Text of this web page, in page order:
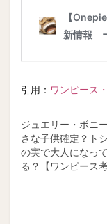
引用： ワンピース
ジュエリー・ボニ
さな子供確定？ト
の実で大人になっ
る？【ワンピース考